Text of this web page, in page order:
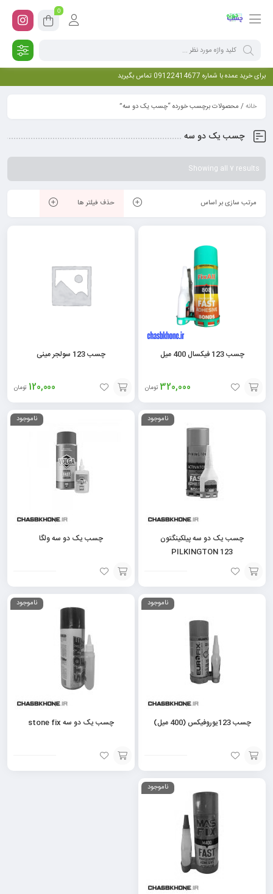
0
برای خرید عمده با شماره 09122414677 تماس بگیرید
خانه/ محصولات برچسب خورده “چسب یک دو سه”
چسب یک دو سه
Showing all 7 results
مرتب سازی بر اساس حذف فیلتر ها
چسب 123 فیکسال 400 میل
320,000 تومان
افزودن
چسب 123 سولجر مینی
120,000 تومان
افزودن
ناموجود
چسب یک دو سه پیلکینگتون
PILKINGTON 123
افزودن
ناموجود
چسب یک دو سه ولگا
افزودن
ناموجود
چسب 123یوروفیکس (400 میل)
افزودن
ناموجود
چسب یک دو سه stone fix
افزودن
ناموجود